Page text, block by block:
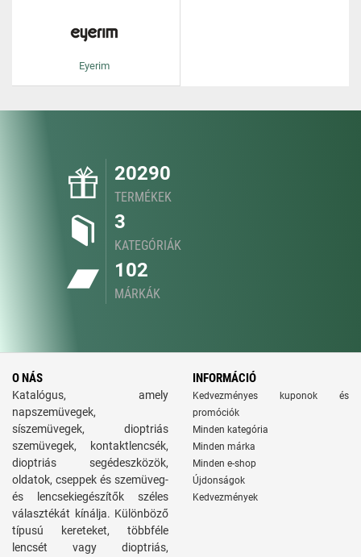
Eyerim
20290
TERMÉKEK
3
KATEGÓRIÁK
102
MÁRKÁK
O NÁS
Katalógus, amely
napszemüvegek,
síszemüvegek, dioptriás
szemüvegek, kontaktlencsék,
dioptriás segédeszközök,
oldatok, cseppek és szemüveg-
és lencsekiegészítők széles
választékát kínálja. Különböző
típusú kereteket, többféle
lencsét vagy dioptriás,
INFORMÁCIÓ
Kedvezményes kuponok és
promóciók
Minden kategória
Minden márka
Minden e-shop
Újdonságok
Kedvezmények